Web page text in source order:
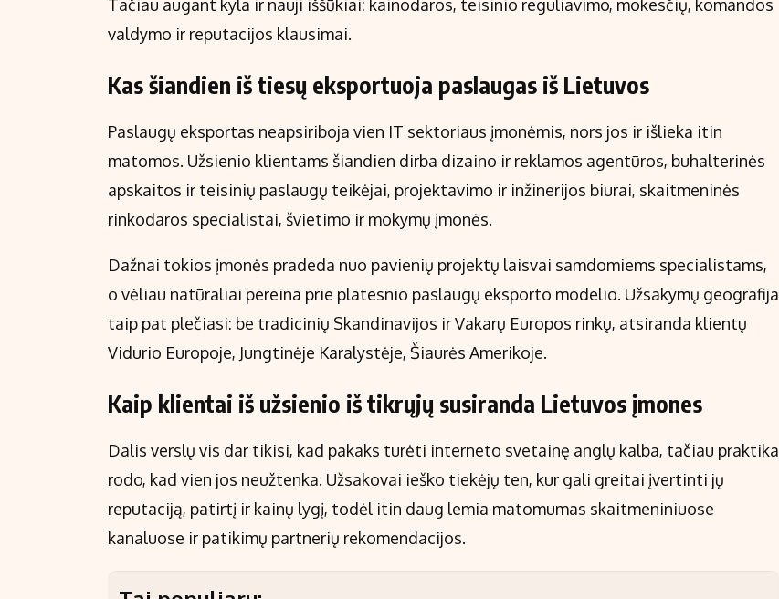
Tačiau augant kyla ir nauji iššūkiai: kainodaros, teisinio reguliavimo, mokesčių, komandos
valdymo ir reputacijos klausimai.
Kas šiandien iš tiesų eksportuoja paslaugas iš Lietuvos
Paslaugų eksportas neapsiriboja vien IT sektoriaus įmonėmis, nors jos ir išlieka itin
matomos. Užsienio klientams šiandien dirba dizaino ir reklamos agentūros, buhalterinės
apskaitos ir teisinių paslaugų teikėjai, projektavimo ir inžinerijos biurai, skaitmeninės
rinkodaros specialistai, švietimo ir mokymų įmonės.
Dažnai tokios įmonės pradeda nuo pavienių projektų laisvai samdomiems specialistams,
o vėliau natūraliai pereina prie platesnio paslaugų eksporto modelio. Užsakymų geografija
taip pat plečiasi: be tradicinių Skandinavijos ir Vakarų Europos rinkų, atsiranda klientų
Vidurio Europoje, Jungtinėje Karalystėje, Šiaurės Amerikoje.
Kaip klientai iš užsienio iš tikrųjų susiranda Lietuvos įmones
Dalis verslų vis dar tikisi, kad pakaks turėti interneto svetainę anglų kalba, tačiau praktika
rodo, kad vien jos neužtenka. Užsakovai ieško tiekėjų ten, kur gali greitai įvertinti jų
reputaciją, patirtį ir kainų lygį, todėl itin daug lemia matomumas skaitmeniniuose
kanaluose ir patikimų partnerių rekomendacijos.